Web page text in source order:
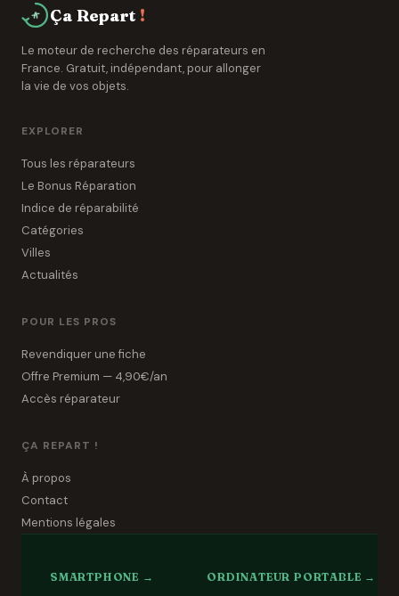
Ça Repart !
Le moteur de recherche des réparateurs en
France. Gratuit, indépendant, pour allonger
la vie de vos objets.
EXPLORER
Tous les réparateurs
Le Bonus Réparation
Indice de réparabilité
Catégories
Villes
Actualités
POUR LES PROS
Revendiquer une fiche
Offre Premium — 4,90€/an
Accès réparateur
ÇA REPART !
À propos
Contact
Mentions légales
SMARTPHONE → ORDINATEUR PORTABLE →